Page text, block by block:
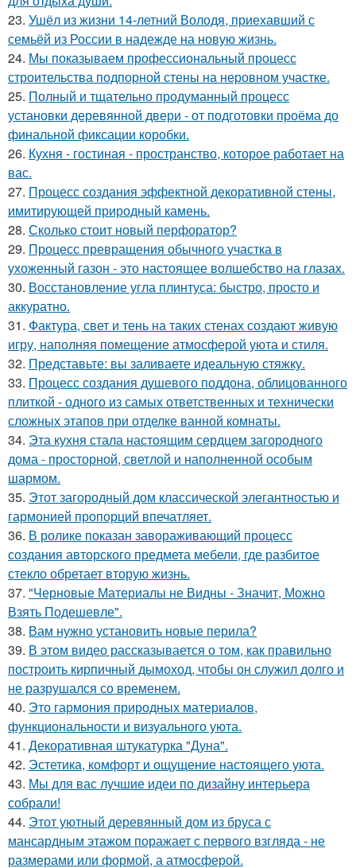
23. Ушёл из жизни 14-летний Володя, приехавший с
семьёй из России в надежде на новую жизнь.
24. Мы показываем профессиональный процесс
строительства подпорной стены на неровном участке.
25. Полный и тщательно продуманный процесс
установки деревянной двери - от подготовки проёма до
финальной фиксации коробки.
26. Кухня - гостиная - пространство, которое работает на
вас.
27. Процесс создания эффектной декоративной стены,
имитирующей природный камень.
28. Сколько стоит новый перфоратор?
29. Процесс превращения обычного участка в
ухоженный газон - это настоящее волшебство на глазах.
30. Восстановление угла плинтуса: быстро, просто и
аккуратно.
31. Фактура, свет и тень на таких стенах создают живую
игру, наполняя помещение атмосферой уюта и стиля.
32. Представьте: вы заливаете идеальную стяжку.
33. Процесс создания душевого поддона, облицованного
плиткой - одного из самых ответственных и технически
сложных этапов при отделке ванной комнаты.
34. Эта кухня стала настоящим сердцем загородного
дома - просторной, светлой и наполненной особым
шармом.
35. Этот загородный дом классической элегантностью и
гармонией пропорций впечатляет.
36. В ролике показан завораживающий процесс
создания авторского предмета мебели, где разбитое
стекло обретает вторую жизнь.
37. "Черновые Материалы не Видны - Значит, Можно
Взять Подешевле".
38. Вам нужно установить новые перила?
39. В этом видео рассказывается о том, как правильно
построить кирпичный дымоход, чтобы он служил долго и
не разрушался со временем.
40. Это гармония природных материалов,
функциональности и визуального уюта.
41. Декоративная штукатурка "Дуна".
42. Эстетика, комфорт и ощущение настоящего уюта.
43. Мы для вас лучшие идеи по дизайну интерьера
собрали!
44. Этот уютный деревянный дом из бруса с
мансардным этажом поражает с первого взгляда - не
размерами или формой, а атмосферой.